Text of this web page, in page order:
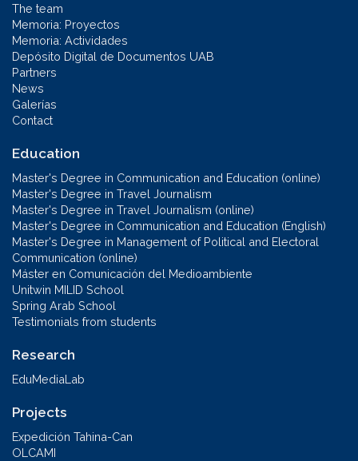
The team
Memoria: Proyectos
Memoria: Actividades
Depósito Digital de Documentos UAB
Partners
News
Galerías
Contact
Education
Master's Degree in Communication and Education (online)
Master's Degree in Travel Journalism
Master's Degree in Travel Journalism (online)
Master's Degree in Communication and Education (English)
Master's Degree in Management of Political and Electoral
Communication (online)
Máster en Comunicación del Medioambiente
Unitwin MILID School
Spring Arab School
Testimonials from students
Research
EduMediaLab
Projects
Expedición Tahina-Can
OLCAMI